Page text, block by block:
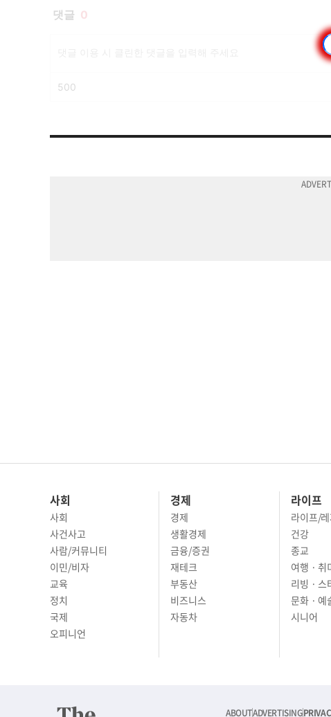
사회
사회
사건사고
사람/커뮤니티
이민/비자
교육
정치
국제
오피니언
경제
경제
생활경제
금융/증권
재테크
부동산
비즈니스
자동차
라이프
라이프/레
건강
종교
여행 · 취
리빙 · 스
문화 · 예
시니어
ABOUTADVERTISING